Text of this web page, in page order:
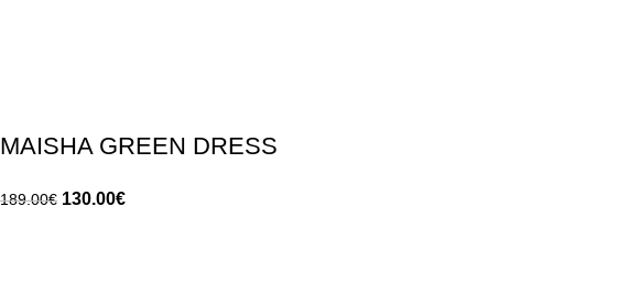
MAISHA GREEN DRESS
189.00€ 130.00€